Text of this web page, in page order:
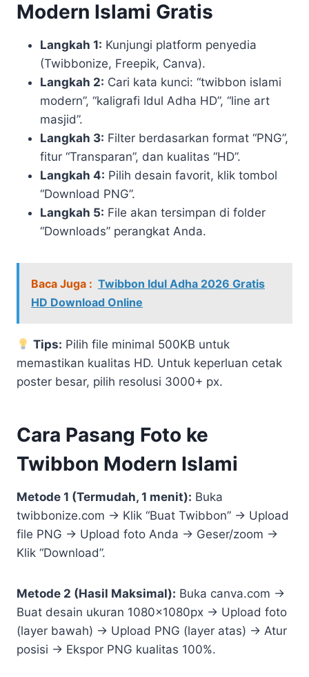
Modern Islami Gratis
Langkah 1: Kunjungi platform penyedia
(Twibbonize, Freepik, Canva).
Langkah 2: Cari kata kunci: “twibbon islami
modern”, “kaligrafi Idul Adha HD”, “line art
masjid”.
Langkah 3: Filter berdasarkan format “PNG”,
fitur “Transparan”, dan kualitas “HD”.
Langkah 4: Pilih desain favorit, klik tombol
“Download PNG”.
Langkah 5: File akan tersimpan di folder
“Downloads” perangkat Anda.
Baca Juga : Twibbon Idul Adha 2026 Gratis
HD Download Online
Tips: Pilih file minimal 500KB untuk
memastikan kualitas HD. Untuk keperluan cetak
poster besar, pilih resolusi 3000+ px.
Cara Pasang Foto ke
Twibbon Modern Islami
Metode 1 (Termudah, 1 menit): Buka
twibbonize.com → Klik “Buat Twibbon” → Upload
file PNG → Upload foto Anda → Geser/zoom →
Klik “Download”.
Metode 2 (Hasil Maksimal): Buka canva.com →
Buat desain ukuran 1080x1080px → Upload foto
(layer bawah) → Upload PNG (layer atas) → Atur
posisi → Ekspor PNG kualitas 100%.